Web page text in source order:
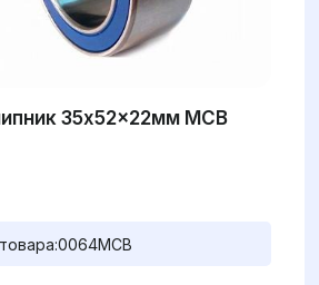
35x52x22мм MCB
0064MCB